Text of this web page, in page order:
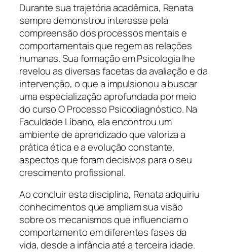
Durante sua trajetória acadêmica, Renata
sempre demonstrou interesse pela
compreensão dos processos mentais e
comportamentais que regem as relações
humanas. Sua formação em Psicologia lhe
revelou as diversas facetas da avaliação e da
intervenção, o que a impulsionou a buscar
uma especialização aprofundada por meio
do curso O Processo Psicodiagnóstico. Na
Faculdade Líbano, ela encontrou um
ambiente de aprendizado que valoriza a
prática ética e a evolução constante,
aspectos que foram decisivos para o seu
crescimento profissional.
Ao concluir esta disciplina, Renata adquiriu
conhecimentos que ampliam sua visão
sobre os mecanismos que influenciam o
comportamento em diferentes fases da
vida, desde a infância até a terceira idade.